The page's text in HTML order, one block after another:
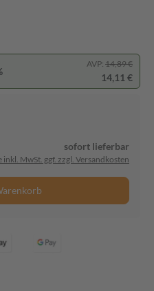
AVP: 14,89 €
14,11 €
sofort lieferbar
inkl. MwSt. ggf. zzgl. Versandkosten